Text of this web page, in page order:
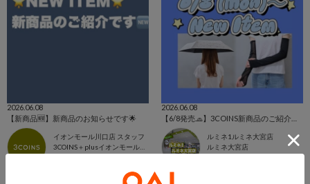
2026.06.08
【新商品🆕】新商品のお知らせです🌟
イオンモール川口店 スタッフ
3COINS＋plusイオンモール川口店
2026.06.08
ルミネ1ルミネ大宮店
ルミネ大宮店